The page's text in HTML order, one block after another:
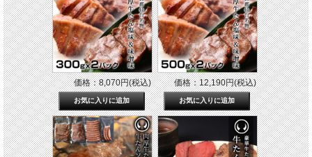
価格：8,070円(税込) 価格：12,190円(税込)